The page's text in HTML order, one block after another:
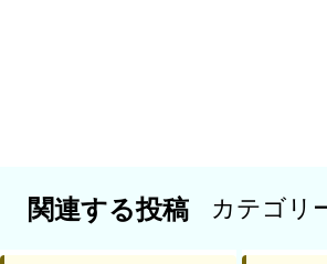
関連する投稿 カテゴリ